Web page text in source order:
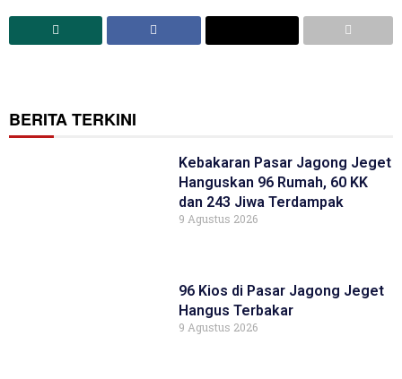
BERITA TERKINI
Kebakaran Pasar Jagong Jeget
Hanguskan 96 Rumah, 60 KK
dan 243 Jiwa Terdampak
9 Agustus 2026
96 Kios di Pasar Jagong Jeget
Hangus Terbakar
9 Agustus 2026